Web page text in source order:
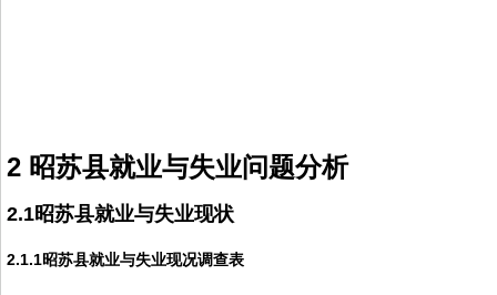
2 昭苏县就业与失业问题分析
2.1昭苏县就业与失业现状
2.1.1昭苏县就业与失业现况调查表